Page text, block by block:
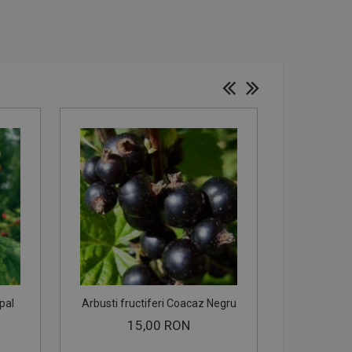
Arbusti fructiferi Coacaz Negru
15,00 RON